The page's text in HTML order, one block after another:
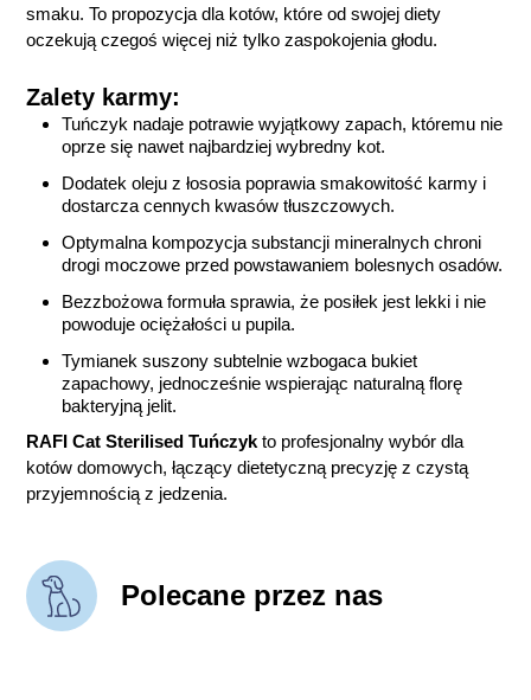
smaku. To propozycja dla kotów, które od swojej diety
oczekują czegoś więcej niż tylko zaspokojenia głodu.
Zalety karmy:
Tuńczyk nadaje potrawie wyjątkowy zapach, któremu nie
oprze się nawet najbardziej wybredny kot.
Dodatek oleju z łososia poprawia smakowitość karmy i
dostarcza cennych kwasów tłuszczowych.
Optymalna kompozycja substancji mineralnych chroni
drogi moczowe przed powstawaniem bolesnych osadów.
Bezzbożowa formuła sprawia, że posiłek jest lekki i nie
powoduje ociężałości u pupila.
Tymianek suszony subtelnie wzbogaca bukiet
zapachowy, jednocześnie wspierając naturalną florę
bakteryjną jelit.
RAFI Cat Sterilised Tuńczyk to profesjonalny wybór dla
kotów domowych, łączący dietetyczną precyzję z czystą
przyjemnością z jedzenia.
Polecane przez nas